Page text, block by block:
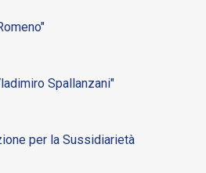
Spallanzani"
per la Sussidiarietà